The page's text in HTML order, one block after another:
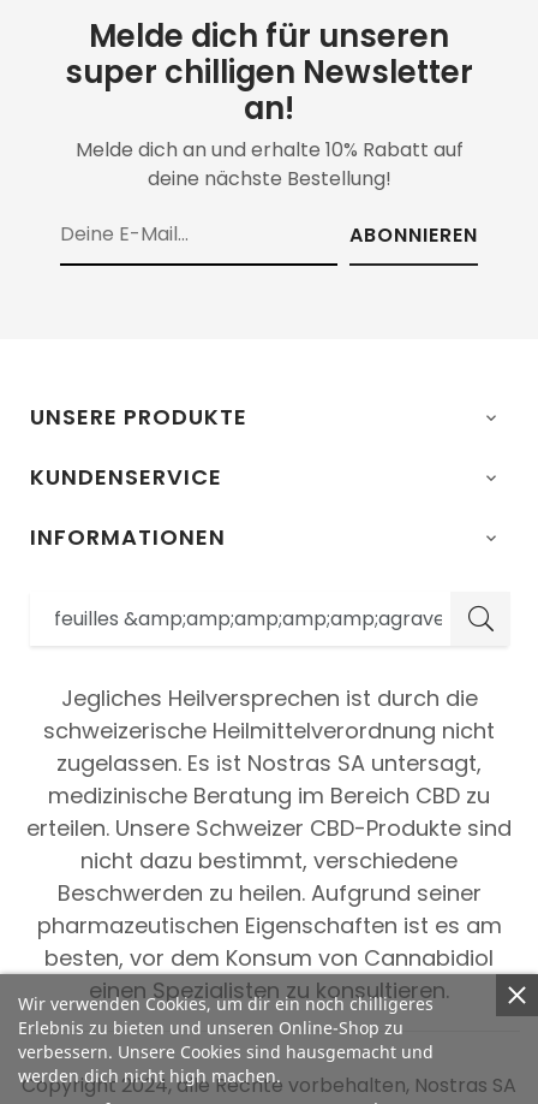
Melde dich für unseren
super chilligen Newsletter
an!
Melde dich an und erhalte 10% Rabatt auf
deine nächste Bestellung!
ABONNIEREN
UNSERE PRODUKTE 
KUNDENSERVICE 
INFORMATIONEN 
Jegliches Heilversprechen ist durch die
schweizerische Heilmittelverordnung nicht
zugelassen. Es ist Nostras SA untersagt,
medizinische Beratung im Bereich CBD zu
erteilen. Unsere Schweizer CBD-Produkte sind
nicht dazu bestimmt, verschiedene
Beschwerden zu heilen. Aufgrund seiner
pharmazeutischen Eigenschaften ist es am
besten, vor dem Konsum von Cannabidiol
einen Spezialisten zu konsultieren.
Wir verwenden Cookies, um dir ein noch chilligeres
Erlebnis zu bieten und unseren Online-Shop zu
verbessern. Unsere Cookies sind hausgemacht und
werden dich nicht high machen.
Copyright 2024, alle Rechte vorbehalten, Nostras SA